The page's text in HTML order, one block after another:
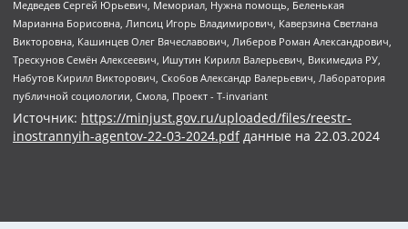
Источник: https://minjust.gov.ru/uploaded/files/reestr-
inostrannyih-agentov-22-03-2024.pdfданные на 22.03.2024